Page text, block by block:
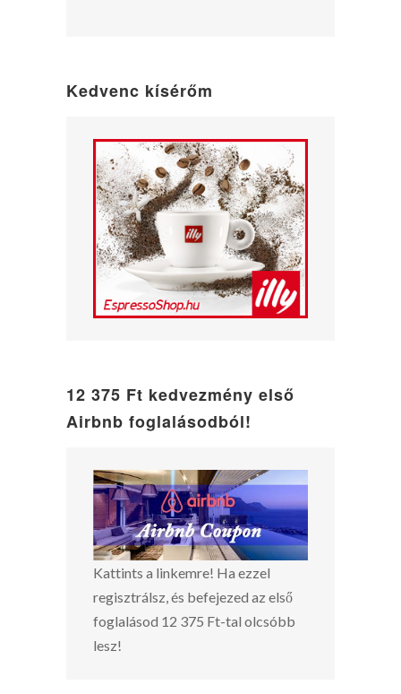
Kedvenc kísérőm
12 375 Ft kedvezmény első
Airbnb foglalásodból!
Kattints a linkemre! Ha ezzel
regisztrálsz, és befejezed az első
foglalásod 12 375 Ft-tal olcsóbb
lesz!